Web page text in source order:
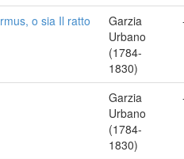
o sia Il ratto
Garzia
Urbano
(1784-
1830)
Garzia
Urbano
(1784-
1830)